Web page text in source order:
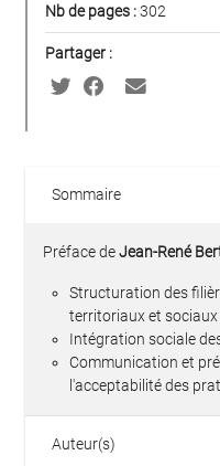
Nb de pages :302
Partager :
Sommaire
Préface deJean-René
Structuration des
territoriaux et sociaux
Intégration sociale
Communication et
l'acceptabilité des
Auteur(s)